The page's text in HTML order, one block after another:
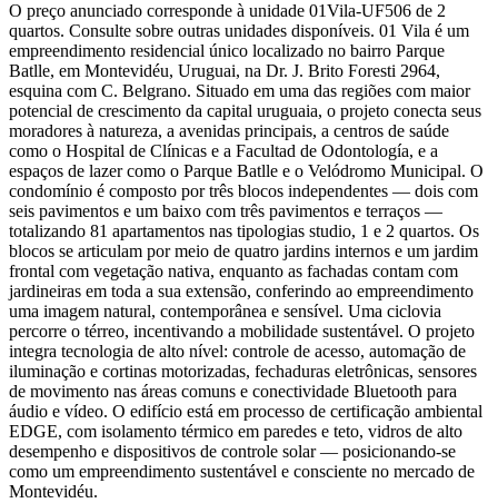
O preço anunciado corresponde à unidade 01Vila-UF506 de 2
quartos. Consulte sobre outras unidades disponíveis. 01 Vila é um
empreendimento residencial único localizado no bairro Parque
Batlle, em Montevidéu, Uruguai, na Dr. J. Brito Foresti 2964,
esquina com C. Belgrano. Situado em uma das regiões com maior
potencial de crescimento da capital uruguaia, o projeto conecta seus
moradores à natureza, a avenidas principais, a centros de saúde
como o Hospital de Clínicas e a Facultad de Odontología, e a
espaços de lazer como o Parque Batlle e o Velódromo Municipal. O
condomínio é composto por três blocos independentes — dois com
seis pavimentos e um baixo com três pavimentos e terraços —
totalizando 81 apartamentos nas tipologias studio, 1 e 2 quartos. Os
blocos se articulam por meio de quatro jardins internos e um jardim
frontal com vegetação nativa, enquanto as fachadas contam com
jardineiras em toda a sua extensão, conferindo ao empreendimento
uma imagem natural, contemporânea e sensível. Uma ciclovia
percorre o térreo, incentivando a mobilidade sustentável. O projeto
integra tecnologia de alto nível: controle de acesso, automação de
iluminação e cortinas motorizadas, fechaduras eletrônicas, sensores
de movimento nas áreas comuns e conectividade Bluetooth para
áudio e vídeo. O edifício está em processo de certificação ambiental
EDGE, com isolamento térmico em paredes e teto, vidros de alto
desempenho e dispositivos de controle solar — posicionando-se
como um empreendimento sustentável e consciente no mercado de
Montevidéu.